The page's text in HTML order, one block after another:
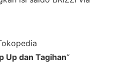
Up dan Tagihan“